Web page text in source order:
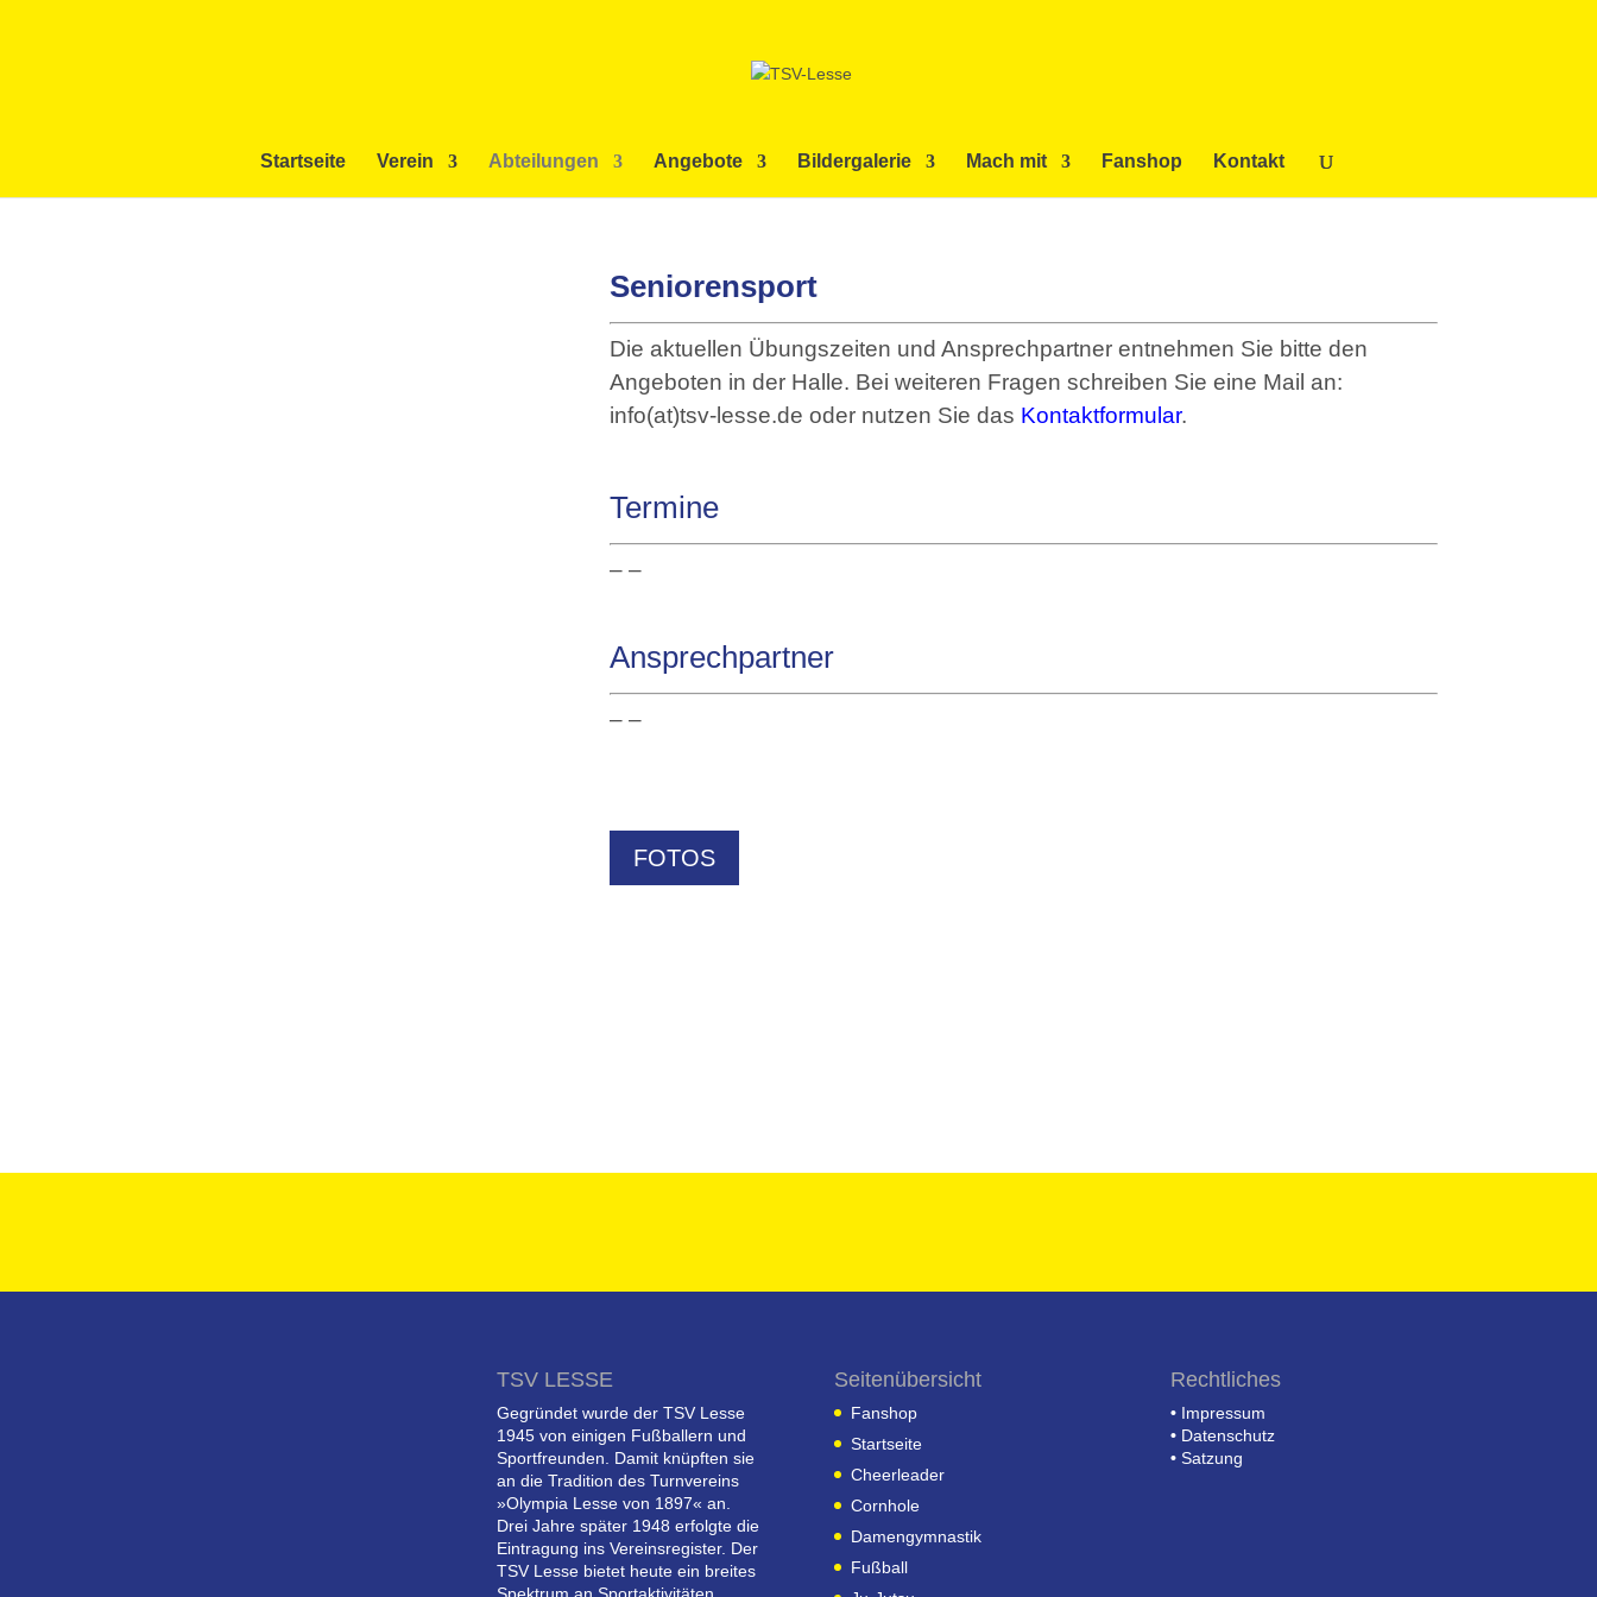
Startseite Verein Abteilungen Angebote Bildergalerie Mach mit Fanshop Kontakt
Seniorensport
Die aktuellen Übungszeiten und Ansprechpartner entnehmen Sie bitte den
Angeboten in der Halle. Bei weiteren Fragen schreiben Sie eine Mail an:
info(at)tsv-lesse.de oder nutzen Sie das Kontaktformular.
Termine
– –
Ansprechpartner
– –
FOTOS
TSV LESSE
Gegründet wurde der TSV Lesse
1945 von einigen Fußballern und
Sportfreunden. Damit knüpften sie
an die Tradition des Turnvereins
»Olympia Lesse von 1897« an.
Drei Jahre später 1948 erfolgte die
Eintragung ins Vereinsregister. Der
TSV Lesse bietet heute ein breites
Spektrum an Sportaktivitäten.
Seitenübersicht
Fanshop
Startseite
Cheerleader
Cornhole
Damengymnastik
Fußball
Rechtliches
• Impressum
• Datenschutz
• Satzung